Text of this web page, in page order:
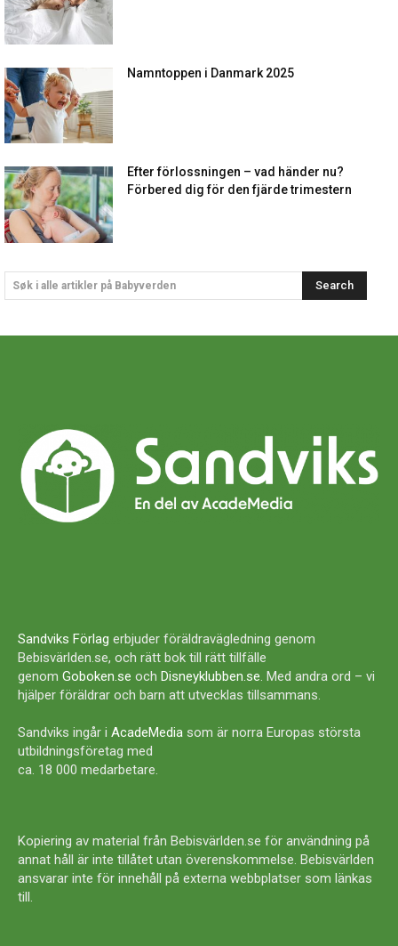
Namntoppen i Danmark 2025
Efter förlossningen – vad händer nu?
Förbered dig för den fjärde trimestern
Søk i alle artikler på Babyverden Search
Sandviks Förlag erbjuder föräldravägledning genom
Bebisvärlden.se, och rätt bok till rätt tillfälle
genom Goboken.se och Disneyklubben.se. Med andra ord – vi
hjälper föräldrar och barn att utvecklas tillsammans.
Sandviks ingår i AcadeMedia som är norra Europas största
utbildningsföretag med
ca. 18 000 medarbetare.
Kopiering av material från Bebisvärlden.se för användning på
annat håll är inte tillåtet utan överenskommelse. Bebisvärlden
ansvarar inte för innehåll på externa webbplatser som länkas
till.